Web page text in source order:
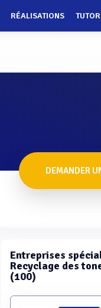
RÉALISATIONS
DEMANDER
Entreprises
Recyclage des
(100)